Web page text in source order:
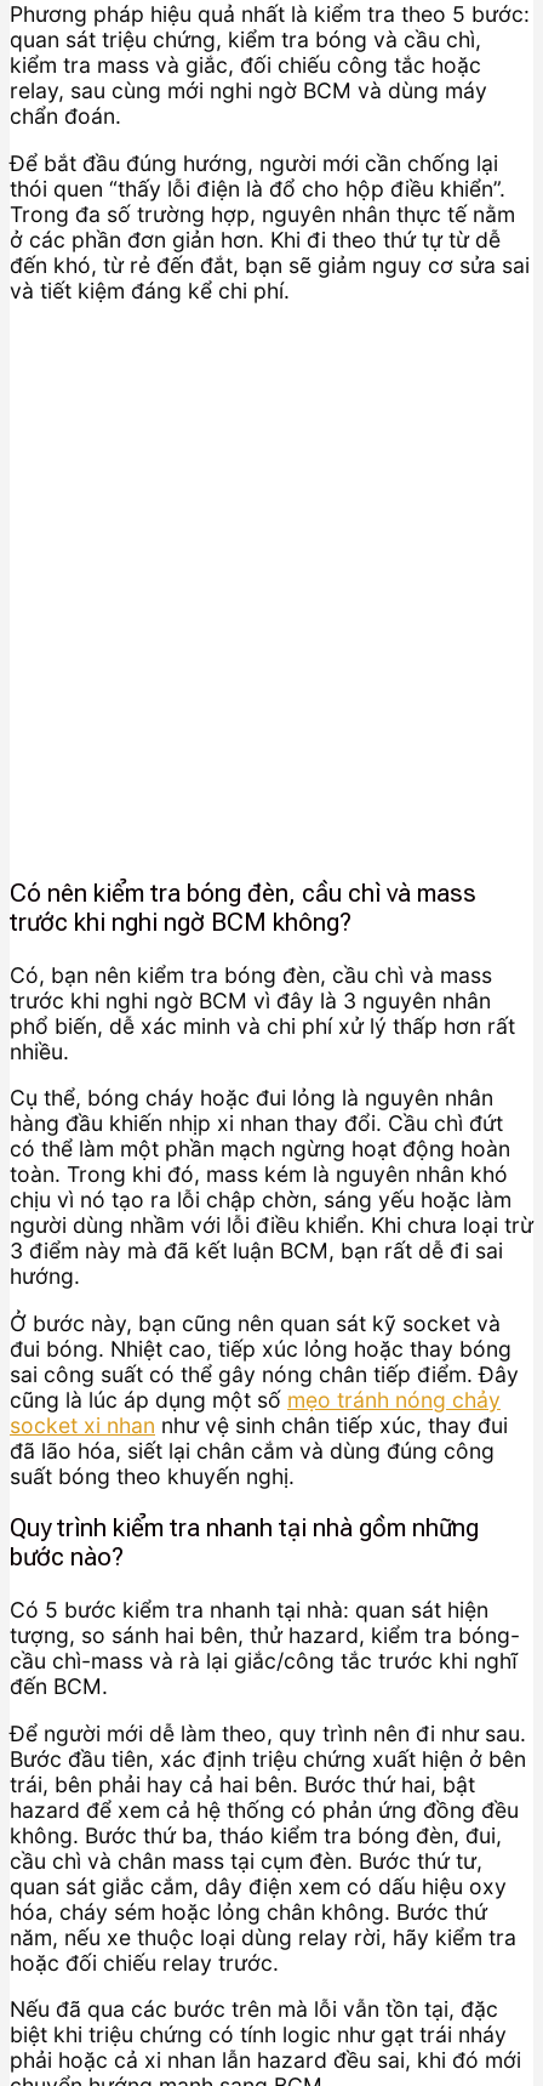
Phương pháp hiệu quả nhất là kiểm tra theo 5 bước:
quan sát triệu chứng, kiểm tra bóng và cầu chì,
kiểm tra mass và giắc, đối chiếu công tắc hoặc
relay, sau cùng mới nghi ngờ BCM và dùng máy
chẩn đoán.
Để bắt đầu đúng hướng, người mới cần chống lại
thói quen “thấy lỗi điện là đổ cho hộp điều khiển”.
Trong đa số trường hợp, nguyên nhân thực tế nằm
ở các phần đơn giản hơn. Khi đi theo thứ tự từ dễ
đến khó, từ rẻ đến đắt, bạn sẽ giảm nguy cơ sửa sai
và tiết kiệm đáng kể chi phí.
Có nên kiểm tra bóng đèn, cầu chì và mass
trước khi nghi ngờ BCM không?
Có, bạn nên kiểm tra bóng đèn, cầu chì và mass
trước khi nghi ngờ BCM vì đây là 3 nguyên nhân
phổ biến, dễ xác minh và chi phí xử lý thấp hơn rất
nhiều.
Cụ thể, bóng cháy hoặc đui lỏng là nguyên nhân
hàng đầu khiến nhịp xi nhan thay đổi. Cầu chì đứt
có thể làm một phần mạch ngừng hoạt động hoàn
toàn. Trong khi đó, mass kém là nguyên nhân khó
chịu vì nó tạo ra lỗi chập chờn, sáng yếu hoặc làm
người dùng nhầm với lỗi điều khiển. Khi chưa loại trừ
3 điểm này mà đã kết luận BCM, bạn rất dễ đi sai
hướng.
Ở bước này, bạn cũng nên quan sát kỹ socket và
đui bóng. Nhiệt cao, tiếp xúc lỏng hoặc thay bóng
sai công suất có thể gây nóng chân tiếp điểm. Đây
cũng là lúc áp dụng một số mẹo tránh nóng chảy
socket xi nhan như vệ sinh chân tiếp xúc, thay đui
đã lão hóa, siết lại chân cắm và dùng đúng công
suất bóng theo khuyến nghị.
Quy trình kiểm tra nhanh tại nhà gồm những
bước nào?
Có 5 bước kiểm tra nhanh tại nhà: quan sát hiện
tượng, so sánh hai bên, thử hazard, kiểm tra bóng-
cầu chì-mass và rà lại giắc/công tắc trước khi nghĩ
đến BCM.
Để người mới dễ làm theo, quy trình nên đi như sau.
Bước đầu tiên, xác định triệu chứng xuất hiện ở bên
trái, bên phải hay cả hai bên. Bước thứ hai, bật
hazard để xem cả hệ thống có phản ứng đồng đều
không. Bước thứ ba, tháo kiểm tra bóng đèn, đui,
cầu chì và chân mass tại cụm đèn. Bước thứ tư,
quan sát giắc cắm, dây điện xem có dấu hiệu oxy
hóa, cháy sém hoặc lỏng chân không. Bước thứ
năm, nếu xe thuộc loại dùng relay rời, hãy kiểm tra
hoặc đối chiếu relay trước.
Nếu đã qua các bước trên mà lỗi vẫn tồn tại, đặc
biệt khi triệu chứng có tính logic như gạt trái nháy
phải hoặc cả xi nhan lẫn hazard đều sai, khi đó mới